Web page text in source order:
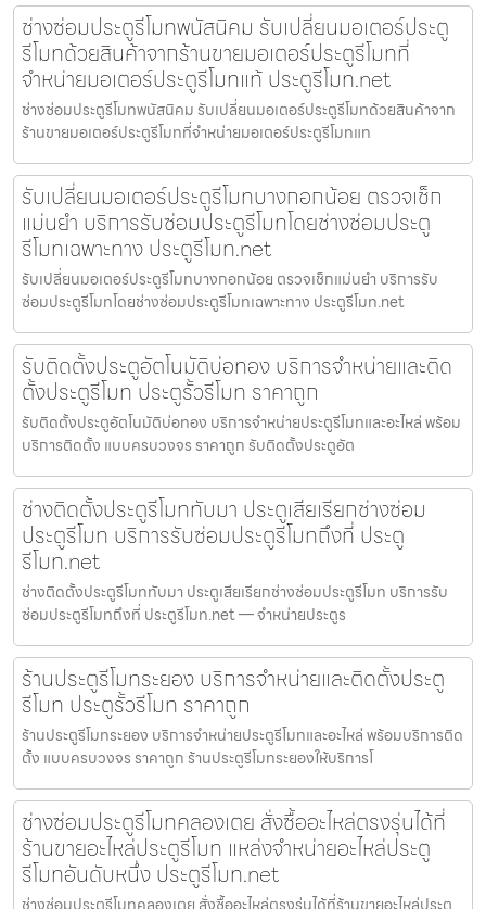
ช่างซ่อมประตูรีโมทพนัสนิคม รับเปลี่ยนมอเตอร์ประตู
รีโมทด้วยสินค้าจากร้านขายมอเตอร์ประตูรีโมทที่
จำหน่ายมอเตอร์ประตูรีโมทแท้ ประตูรีโมท.net
ช่างซ่อมประตูรีโมทพนัสนิคม รับเปลี่ยนมอเตอร์ประตูรีโมทด้วยสินค้าจาก
ร้านขายมอเตอร์ประตูรีโมทที่จำหน่ายมอเตอร์ประตูรีโมทแท
รับเปลี่ยนมอเตอร์ประตูรีโมทบางกอกน้อย ตรวจเช็ก
แม่นยำ บริการรับซ่อมประตูรีโมทโดยช่างซ่อมประตู
รีโมทเฉพาะทาง ประตูรีโมท.net
รับเปลี่ยนมอเตอร์ประตูรีโมทบางกอกน้อย ตรวจเช็กแม่นยำ บริการรับ
ซ่อมประตูรีโมทโดยช่างซ่อมประตูรีโมทเฉพาะทาง ประตูรีโมท.net
รับติดตั้งประตูอัตโนมัติบ่อทอง บริการจำหน่ายและติด
ตั้งประตูรีโมท ประตูรั้วรีโมท ราคาถูก
รับติดตั้งประตูอัตโนมัติบ่อทอง บริการจำหน่ายประตูรีโมทและอะไหล่ พร้อม
บริการติดตั้ง แบบครบวงจร ราคาถูก รับติดตั้งประตูอัต
ช่างติดตั้งประตูรีโมททับมา ประตูเสียเรียกช่างซ่อม
ประตูรีโมท บริการรับซ่อมประตูรีโมทถึงที่ ประตู
รีโมท.net
ช่างติดตั้งประตูรีโมททับมา ประตูเสียเรียกช่างซ่อมประตูรีโมท บริการรับ
ซ่อมประตูรีโมทถึงที่ ประตูรีโมท.net — จำหน่ายประตูร
ร้านประตูรีโมทระยอง บริการจำหน่ายและติดตั้งประตู
รีโมท ประตูรั้วรีโมท ราคาถูก
ร้านประตูรีโมทระยอง บริการจำหน่ายประตูรีโมทและอะไหล่ พร้อมบริการติด
ตั้ง แบบครบวงจร ราคาถูก ร้านประตูรีโมทระยองให้บริการโ
ช่างซ่อมประตูรีโมทคลองเตย สั่งซื้ออะไหล่ตรงรุ่นได้ที่
ร้านขายอะไหล่ประตูรีโมท แหล่งจำหน่ายอะไหล่ประตู
รีโมทอันดับหนึ่ง ประตูรีโมท.net